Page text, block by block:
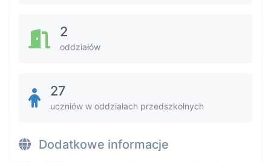
2
oddziałów
27
uczniów w oddziałach przedszkolnych
Dodatkowe informacje